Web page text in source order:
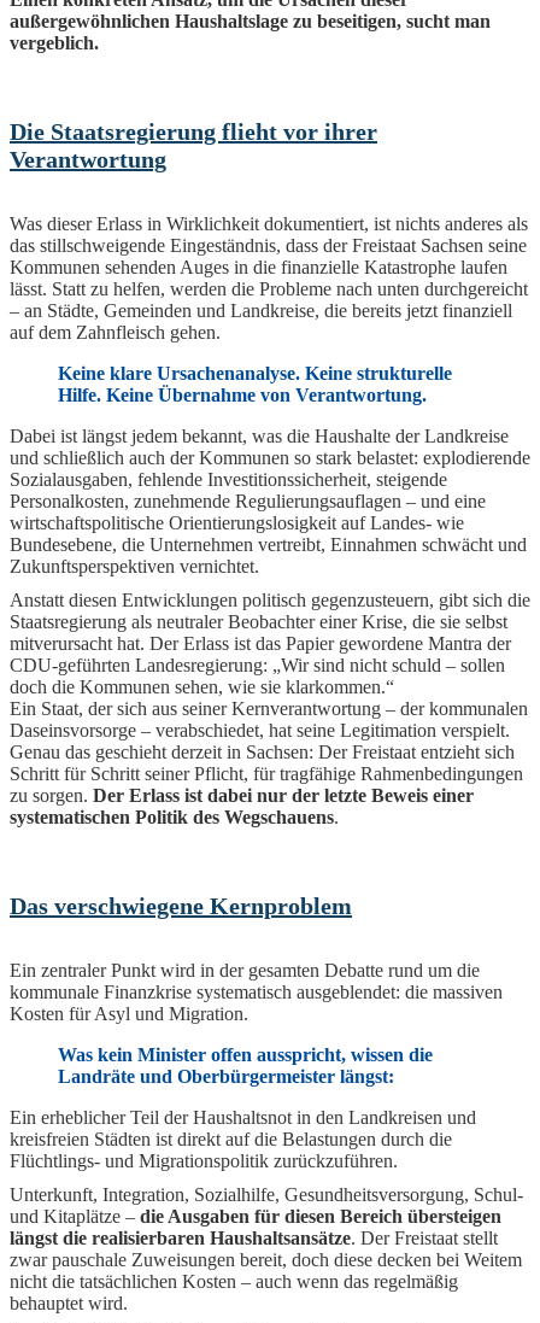
außergewöhnlichen Haushaltslage zu beseitigen, sucht man
vergeblich.
Die Staatsregierung flieht vor ihrer
Verantwortung
Was dieser Erlass in Wirklichkeit dokumentiert, ist nichts anderes als
das stillschweigende Eingeständnis, dass der Freistaat Sachsen seine
Kommunen sehenden Auges in die finanzielle Katastrophe laufen
lässt. Statt zu helfen, werden die Probleme nach unten durchgereicht
– an Städte, Gemeinden und Landkreise, die bereits jetzt finanziell
auf dem Zahnfleisch gehen.
Keine klare Ursachenanalyse. Keine strukturelle
Hilfe. Keine Übernahme von Verantwortung.
Dabei ist längst jedem bekannt, was die Haushalte der Landkreise
und schließlich auch der Kommunen so stark belastet: explodierende
Sozialausgaben, fehlende Investitionssicherheit, steigende
Personalkosten, zunehmende Regulierungsauflagen – und eine
wirtschaftspolitische Orientierungslosigkeit auf Landes- wie
Bundesebene, die Unternehmen vertreibt, Einnahmen schwächt und
Zukunftsperspektiven vernichtet.
Anstatt diesen Entwicklungen politisch gegenzusteuern, gibt sich die
Staatsregierung als neutraler Beobachter einer Krise, die sie selbst
mitverursacht hat. Der Erlass ist das Papier gewordene Mantra der
CDU-geführten Landesregierung: „Wir sind nicht schuld – sollen
doch die Kommunen sehen, wie sie klarkommen.“
Ein Staat, der sich aus seiner Kernverantwortung – der kommunalen
Daseinsvorsorge – verabschiedet, hat seine Legitimation verspielt.
Genau das geschieht derzeit in Sachsen: Der Freistaat entzieht sich
Schritt für Schritt seiner Pflicht, für tragfähige Rahmenbedingungen
zu sorgen. Der Erlass ist dabei nur der letzte Beweis einer
systematischen Politik des Wegschauens.
Das verschwiegene Kernproblem
Ein zentraler Punkt wird in der gesamten Debatte rund um die
kommunale Finanzkrise systematisch ausgeblendet: die massiven
Kosten für Asyl und Migration.
Was kein Minister offen ausspricht, wissen die
Landräte und Oberbürgermeister längst:
Ein erheblicher Teil der Haushaltsnot in den Landkreisen und
kreisfreien Städten ist direkt auf die Belastungen durch die
Flüchtlings- und Migrationspolitik zurückzuführen.
Unterkunft, Integration, Sozialhilfe, Gesundheitsversorgung, Schul-
und Kitaplätze – die Ausgaben für diesen Bereich übersteigen
längst die realisierbaren Haushaltsansätze. Der Freistaat stellt
zwar pauschale Zuweisungen bereit, doch diese decken bei Weitem
nicht die tatsächlichen Kosten – auch wenn das regelmäßig
behauptet wird.